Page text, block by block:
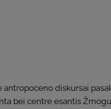
antropoceno diskursai
bei centre esantis